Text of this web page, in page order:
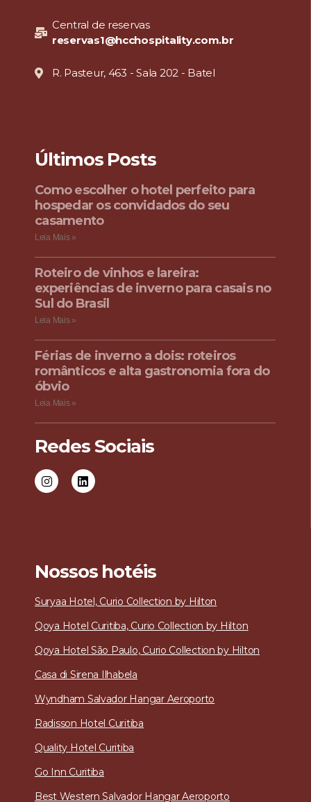
Central de reservas
reservas1@hcchospitality.com.br
R. Pasteur, 463 - Sala 202 - Batel
Últimos Posts
Como escolher o hotel perfeito para
hospedar os convidados do seu
casamento
Leia Mais »
Roteiro de vinhos e lareira:
experiências de inverno para casais no
Sul do Brasil
Leia Mais »
Férias de inverno a dois: roteiros
românticos e alta gastronomia fora do
óbvio
Leia Mais »
Redes Sociais
Nossos hotéis
Suryaa Hotel, Curio Collection by Hilton
Qoya Hotel Curitiba, Curio Collection by Hilton
Qoya Hotel São Paulo, Curio Collection by Hilton
Casa di Sirena Ilhabela
Wyndham Salvador Hangar Aeroporto
Radisson Hotel Curitiba
Quality Hotel Curitiba
Go Inn Curitiba
Best Western Salvador Hangar Aeroporto